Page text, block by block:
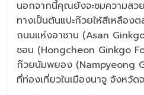
นอกจากนี้คุณยังจะชมความส
ทางเป็นต้นแปะก๊วยให้สีเหลือง
ถนนแห่งอาซาน (Asan
ชอน (Hongcheon Ginkgo
ก๊วยนัมพยอง (Nampyeong
ที่ท่องเที่ยวในเมืองนาจู จังหวัด